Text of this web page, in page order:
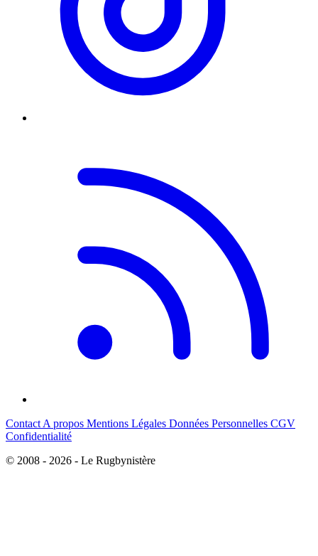
Contact A propos Mentions Légales Données Personnelles CGV
Confidentialité
© 2008 - 2026 - Le Rugbynistère